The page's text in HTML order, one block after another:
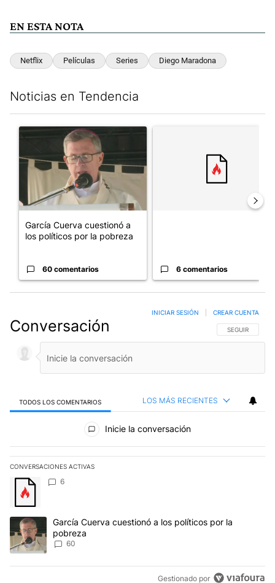
EN ESTA NOTA
Netflix Películas Series Diego Maradona
Noticias en Tendencia
Un artículo de tendencia con el título "García Cuerva
García Cuerva cuestionó a
los políticos por la pobreza
60 comentarios 6 comentarios
Conversación SIGA ESTA
SEGUIR
INICIAR SESIÓN CREAR CUENTA
TODOS LOS COMENTARIOS LOS MÁS RECIENTES
Todos los comentarios
Inicie la conversación
CONVERSACIONES ACTIVAS
Este listado muestra los artículos con más comentarios en los
Un artículo de tendencia con el título "" con 6 comentarios.
6
Un artículo de tendencia con el título "García Cuerva cuestionó
García Cuerva cuestionó a los políticos por la
pobreza
60
Gestionado por